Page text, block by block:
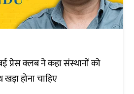
प्रेस क्लब ने कहा संस्थानों को
होना चाहिए